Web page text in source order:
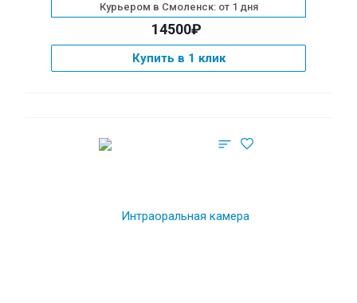
Курьером в Смоленск: от 1 дня
14500₽
Купить в 1 клик